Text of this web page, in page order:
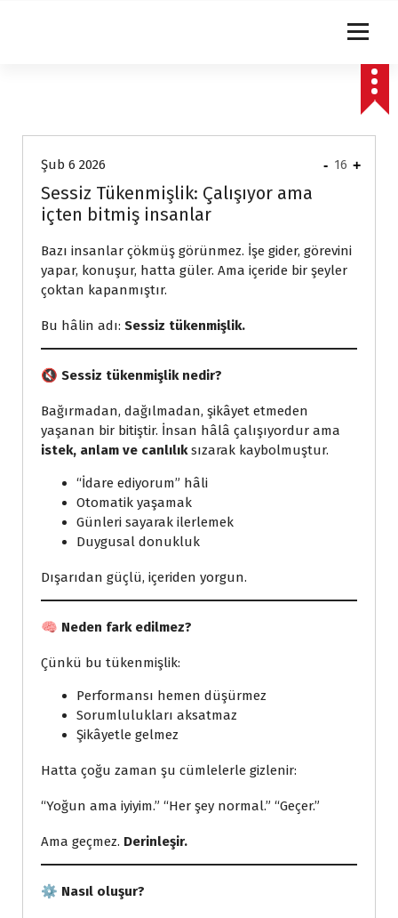
Şub 6 2026
Sessiz Tükenmişlik: Çalışıyor ama
içten bitmiş insanlar
Bazı insanlar çökmüş görünmez. İşe gider, görevini
yapar, konuşur, hatta güler. Ama içeride bir şeyler
çoktan kapanmıştır.
Bu hâlin adı: Sessiz tükenmişlik.
🔇 Sessiz tükenmişlik nedir?
Bağırmadan, dağılmadan, şikâyet etmeden
yaşanan bir bitiştir. İnsan hâlâ çalışıyordur ama
istek, anlam ve canlılıksızarak kaybolmuştur.
“İdare ediyorum” hâli
Otomatik yaşamak
Günleri sayarak ilerlemek
Duygusal donukluk
Dışarıdan güçlü, içeriden yorgun.
🧠 Neden fark edilmez?
Çünkü bu tükenmişlik:
Performansı hemen düşürmez
Sorumlulukları aksatmaz
Şikâyetle gelmez
Hatta çoğu zaman şu cümlelerle gizlenir:
“Yoğun ama iyiyim.” “Her şey normal.” “Geçer.”
Ama geçmez. Derinleşir.
⚙️ Nasıl oluşur?
- 16 +